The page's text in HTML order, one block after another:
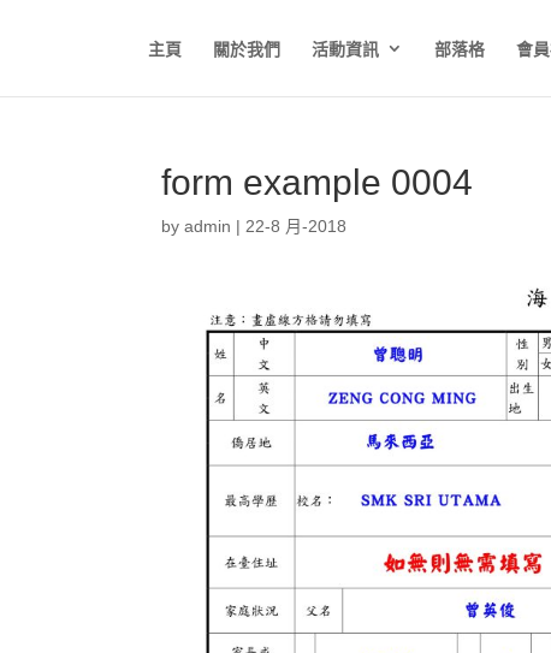
主頁 關於我們 活動資訊 部落格 會
form example 0004
byadmin | 22-8 月-2018